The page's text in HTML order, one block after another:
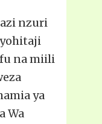
nzuri
na miili
ya
Wa